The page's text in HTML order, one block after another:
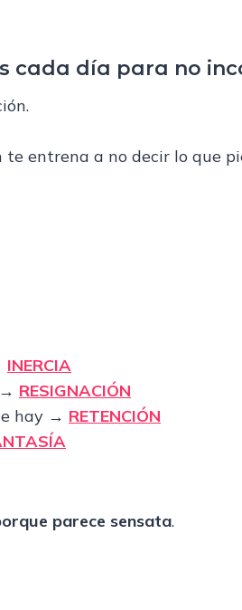
cada día para no
entrena a no decir lo que
INERCIA
RESIGNACIÓN
hay → RETENCIÓN
parece sensata.